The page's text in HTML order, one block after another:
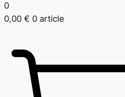
0
0,00 € 0 article